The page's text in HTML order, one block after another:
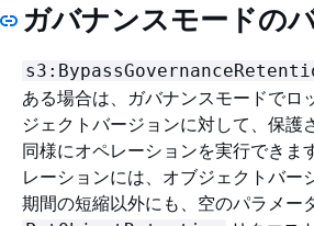
ガバナンスモードの
ある場合は、ガバナンスモードでロ
ジェクトバージョンに対して、保護
同様にオペレーションを実行できま
レーションには、オブジェクトバー
期間の短縮以外にも、空のパラメー